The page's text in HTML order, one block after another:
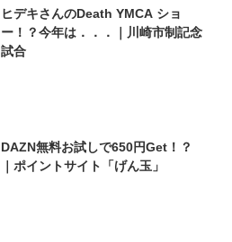
ヒデキさんのDeath YMCA ショ
ー！？今年は．．．｜川崎市制記念
試合
DAZN無料お試しで650円Get！？
｜ポイントサイト「げん玉」